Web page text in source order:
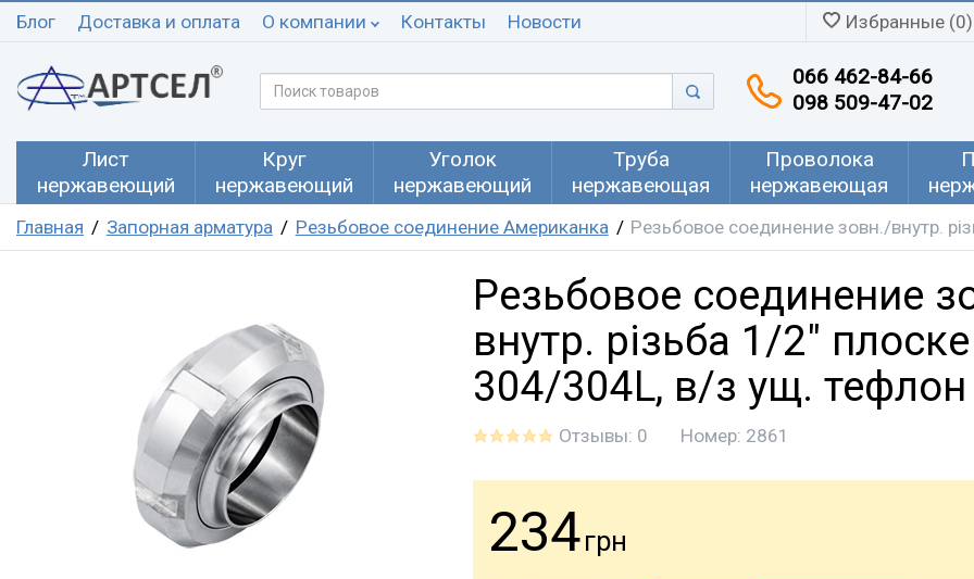
Блог Доставка и оплата О компании Контакты Новости Избранные (0)
066 462-84-66
098 509-47-02
Лист
нержавеющий
Круг
нержавеющий
Уголок
нержавеющий
Труба
нержавеющая
Проволока
нержавеющая
Главная Запорная арматура Резьбовое соединение Американка Резьбовое соединение зовн./внутр.
Резьбовое соединение
внутр. різьба 1/2"
304/304L, в/з ущ. тефлон
Отзывы: 0 Номер: 2861
234грн